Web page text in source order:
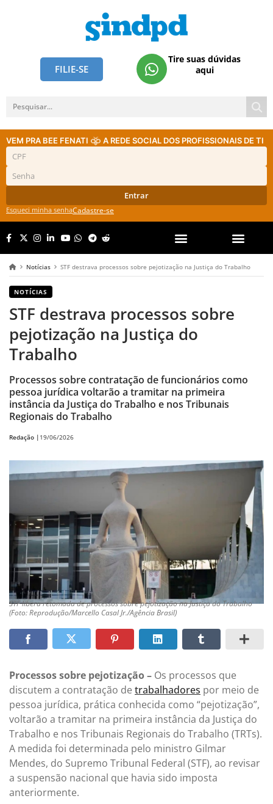
FILIE-SE
Tire suas dúvidas
aqui
VEM PRA BEE FENATI A REDE SOCIAL DOS PROFISSIONAIS DE TI
Entrar
Esqueci minha senhaCadastre-se
Notícias STF destrava processos sobre pejotização na Justiça do Trabalho
NOTÍCIAS
STF destrava processos sobre
pejotização na Justiça do
Trabalho
Processos sobre contratação de funcionários como
pessoa jurídica voltarão a tramitar na primeira
instância da Justiça do Trabalho e nos Tribunais
Regionais do Trabalho
Redação | 19/06/2026
STF libera retomada de processos sobre pejotização na Justiça do Trabalho
(Foto: Reprodução/Marcello Casal Jr./Agência Brasil)
Processos sobre pejotização – Os processos que
discutem a contratação de trabalhadores por meio de
pessoa jurídica, prática conhecida como “pejotização”,
voltarão a tramitar na primeira instância da Justiça do
Trabalho e nos Tribunais Regionais do Trabalho (TRTs).
A medida foi determinada pelo ministro Gilmar
Mendes, do Supremo Tribunal Federal (STF), ao revisar
a suspensão nacional que havia sido imposta
anteriormente.